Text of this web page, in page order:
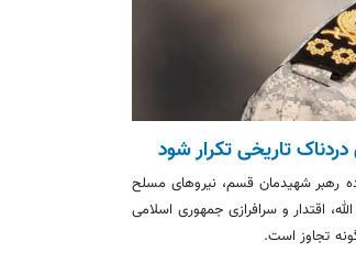
تاریخی تکرار شود
رهبر شهیدمان قسم، نیروهای مسلح
اقتدار و سرافرازی جمهوری اسلامی
تجاوز است.